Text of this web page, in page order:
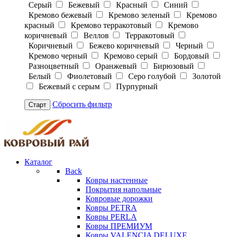
Серый
Бежевый Красный
Синий
Кремово бежевый
Кремово зеленый
Кремово
красный
Кремово терракотовый
Кремово
коричневый
Веллов
Терракотовый
Коричневый
Бежево коричневый
Черный
Кремово черный
Кремово серый
Бордовый
Разноцветный
Оранжевый
Бирюзовый
Белый
Фиолетовый Серо голубой
Золотой
Бежевый с серым
Пурпурный
Старт Сбросить фильтр
Каталог
Back
Ковры настенные
Покрытия напольные
Ковровые дорожки
Ковры PETRA
Ковры PERLA
Ковры ПРЕМИУМ
Ковры VALENCIA DELUXE